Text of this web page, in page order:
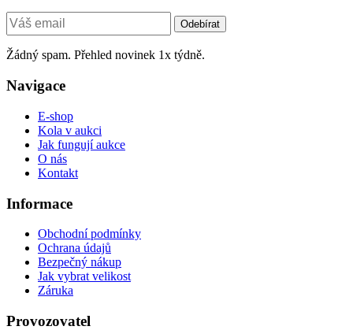
Odebírat
Žádný spam. Přehled novinek 1x týdně.
Navigace
E-shop
Kola v aukci
Jak fungují aukce
O nás
Kontakt
Informace
Obchodní podmínky
Ochrana údajů
Bezpečný nákup
Jak vybrat velikost
Záruka
Provozovatel